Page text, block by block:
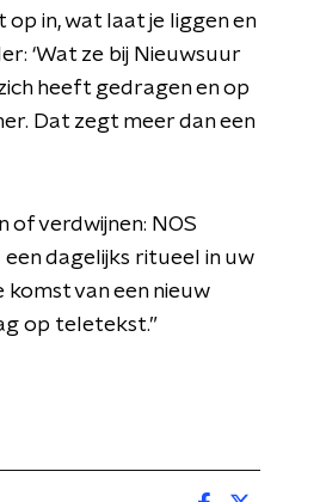
in, wat laat je liggen en
‘Wat ze bij Nieuwsuur
heeft gedragen en op
Dat zegt meer dan een
of verdwijnen: NOS
dagelijks ritueel in uw
van een nieuw
op teletekst.”